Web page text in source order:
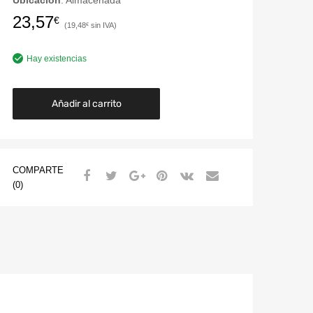
23,57€ 19,48€
Hay existencias
Añadir al carrito
COMPARTE
(0)